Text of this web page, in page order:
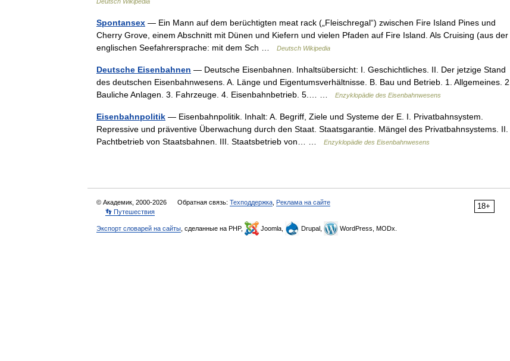
Spontansex — Ein Mann auf dem berüchtigten meat rack („Fleischregal“) zwischen Fire Island Pines und
Cherry Grove, einem Abschnitt mit Dünen und Kiefern und vielen Pfaden auf Fire Island. Als Cruising (aus der
englischen Seefahrersprache: mit dem Sch …
Deutsch Wikipedia
Deutsche Eisenbahnen — Deutsche Eisenbahnen. Inhaltsübersicht: I. Geschichtliches. II. Der jetzige Stand
des deutschen Eisenbahnwesens. A. Länge und Eigentumsverhältnisse. B. Bau und Betrieb. 1. Allgemeines. 2.
Bauliche Anlagen. 3. Fahrzeuge. 4. Eisenbahnbetrieb. 5.… …
Enzyklopädie des Eisenbahnwesens
Eisenbahnpolitik — Eisenbahnpolitik. Inhalt: A. Begriff, Ziele und Systeme der E. I. Privatbahnsystem.
Repressive und präventive Überwachung durch den Staat. Staatsgarantie. Mängel des Privatbahnsystems. II.
Pachtbetrieb von Staatsbahnen. III. Staatsbetrieb von… …
Enzyklopädie des Eisenbahnwesens
18+
© Академик, 2000-2026 Обратная связь: Техподдержка Реклама на сайте
👣 Путешествия
Экспорт словарей на сайты , сделанные на PHP, Joomla, Drupal, WordPress, MODx.